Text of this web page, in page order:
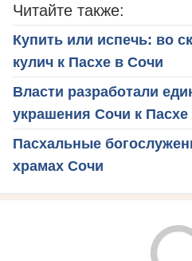
Читайте также:
Купить или испечь: во
кулич к Пасхе в Сочи
Власти разработали
украшения Сочи к Пасхе
Пасхальные
храмах Сочи